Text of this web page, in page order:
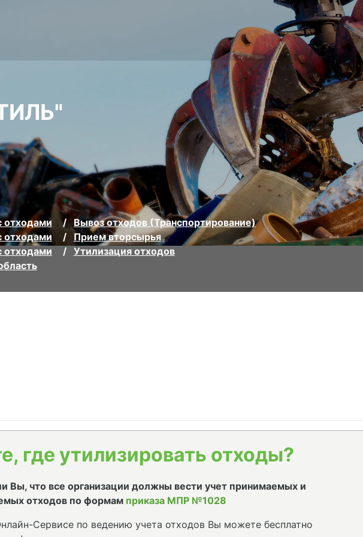
отходами
Вывоз отходов (Транспортирование)
отходами
Прием вторсырья
отходами
Утилизация отходов
где утилизировать отходы?
Вы, что все организации должны вести учет принимаемых и
отходов по формам приказа МПР №1028
Сервисе по ведению учета отходов Вы можете бесплатно